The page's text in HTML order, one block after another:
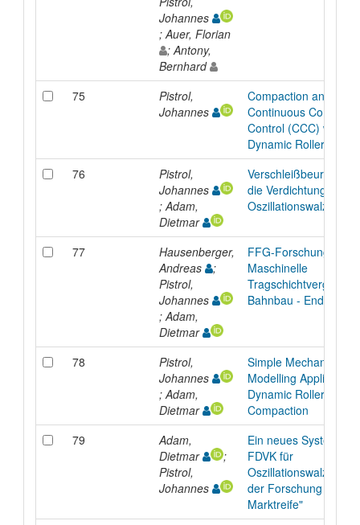
Johannes
; Auer, Florian
; Antony,
Bernhard
75
Pistrol,
Johannes
Compaction and
Continuous
Control (CCC) with
Dynamic Rollers
76
Pistrol,
Johannes
; Adam,
Dietmar
die Verdichtung mit
Oszillationswalzen
77
Hausenberger,
Andreas
;
Pistrol,
Johannes
; Adam,
Dietmar
FFG-
Maschinelle
Bahnbau - Endbericht
78
Pistrol,
Johannes
; Adam,
Dietmar
Simple Mechanical
Modelling Applied to
Dynamic Roller
Compaction
79
Adam,
Dietmar
;
Pistrol,
Johannes
Ein neues System zur
FDVK für
Oszillationswalzen -
der Forschung zur
Marktreife"